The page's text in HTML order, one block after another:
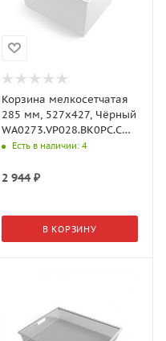
Корзина мелкосетчатая
285 мм, 527х427, Чёрный
WA0273.VP028.BK0PC.CH
Aristo
Есть в наличии: 4
2 944₽
В КОРЗИНУ